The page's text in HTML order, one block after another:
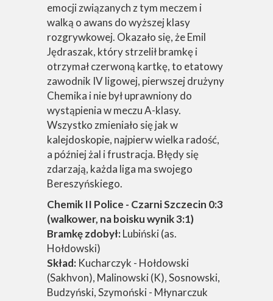
emocji związanych z tym meczem i
walką o awans do wyższej klasy
rozgrywkowej. Okazało się, że Emil
Jędraszak, który strzelił bramkę i
otrzymał czerwoną kartkę, to etatowy
zawodnik IV ligowej, pierwszej drużyny
Chemika i nie był uprawniony do
wystąpienia w meczu A-klasy.
Wszystko zmieniało się jak w
kalejdoskopie, najpierw wielka radość,
a później żal i frustracja. Błędy się
zdarzają, każda liga ma swojego
Bereszyńskiego.
Chemik II Police - Czarni Szczecin 0:3
(walkower, na boisku wynik 3:1)
Bramkę zdobył:Lubiński (as.
Hołdowski)
Skład: Kucharczyk - Hołdowski
(Sakhvon), Malinowski (K), Sosnowski,
Budzyński, Szymoński - Młynarczuk